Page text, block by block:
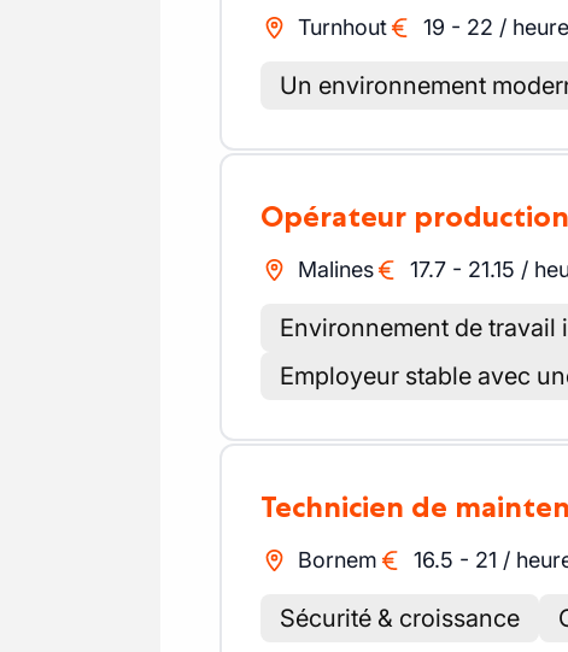
Turnhout 19 - 22 / heure
Un environnement
Opérateur production
Malines 17.7 - 21.15 /
Environnement de
Employeur stable avec
Technicien de
Bornem 16.5 - 21 /
Sécurité & croissance